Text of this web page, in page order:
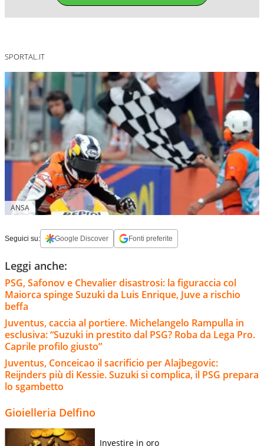
SPORTAL.IT
ANSA
Seguici su: Google Discover Fonti preferite
Leggi anche:
PSG, Safonov e Chevalier disastrosi: la figuraccia col
Maiorca spinge Suzuki da Luis Enrique, Juve a rischio
beffa
Juventus, caccia al portiere. Michelangelo Rampulla in
esclusiva: “Suzuki in prestito dal PSG? Roba da Lega Pro.
Caprile profilo giusto”
Juventus, Conceicao il sacrificio per Alajbegovic:
Reijnders più di Kessie. Suzuki si complica, il PSG prepara
lo sgambetto
Gioielleria Delfino
Investire in oro